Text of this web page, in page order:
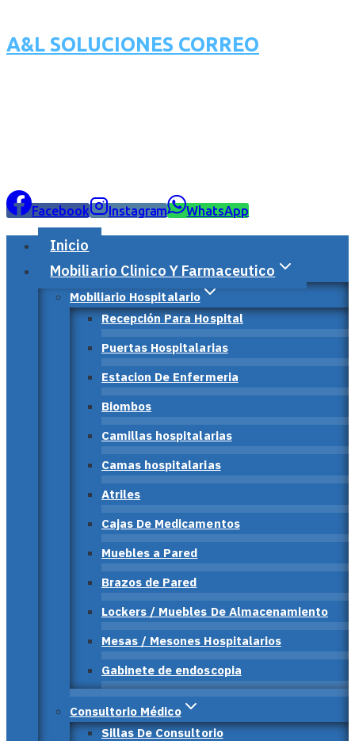
A&L SOLUCIONES CORREO
Facebook Instagram WhatsApp
Inicio
Mobiliario Clinico Y Farmaceutico
Mobiliario Hospitalario
Recepción Para Hospital
Puertas Hospitalarias
Estacion De Enfermeria
Biombos
Camillas hospitalarias
Camas hospitalarias
Atriles
Cajas De Medicamentos
Muebles a Pared
Brazos de Pared
Lockers / Muebles De Almacenamiento
Mesas / Mesones Hospitalarios
Gabinete de endoscopia
Consultorio Médico
Sillas De Consultorio